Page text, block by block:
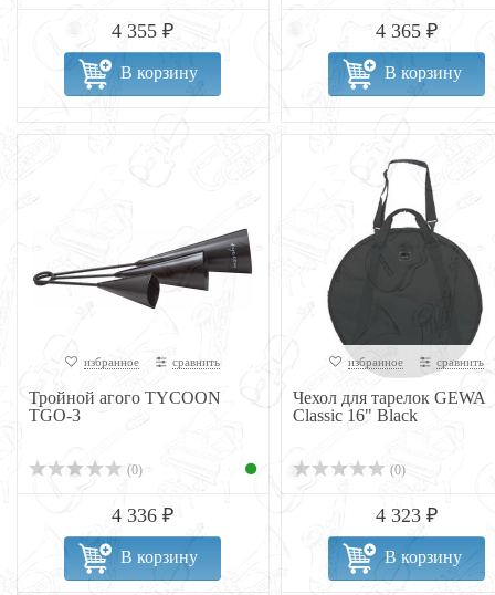
4 355 ₽
В корзину
4 365 ₽
В корзину
избранное сравнить
Тройной агого TYCOON
TGO-3
(0)
4 336 ₽
В корзину
избранное сравнить
Чехол для тарелок GEWA
Classic 16" Black
(0)
4 323 ₽
В корзину